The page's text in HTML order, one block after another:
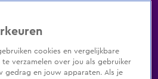
cookies en vergelijkbare
verzamelen over jou als gebruiker
gedrag en jouw apparaten. Als je